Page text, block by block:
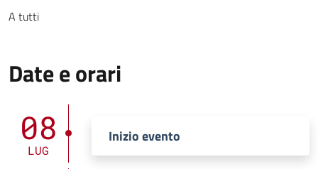
A tutti
Date e orari
08
LUG
Inizio evento